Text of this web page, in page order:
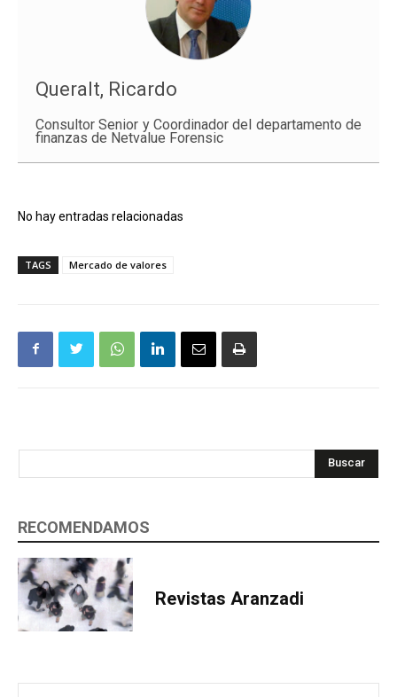
Queralt, Ricardo
Consultor Senior y Coordinador del departamento de
finanzas de Netvalue Forensic
No hay entradas relacionadas
TAGS Mercado de valores
Buscar
RECOMENDAMOS
Revistas Aranzadi